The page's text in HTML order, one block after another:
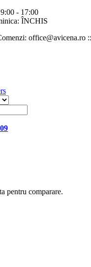
- 17:00
ÎNCHIS
office@avicena.ro ::
pentru comparare.